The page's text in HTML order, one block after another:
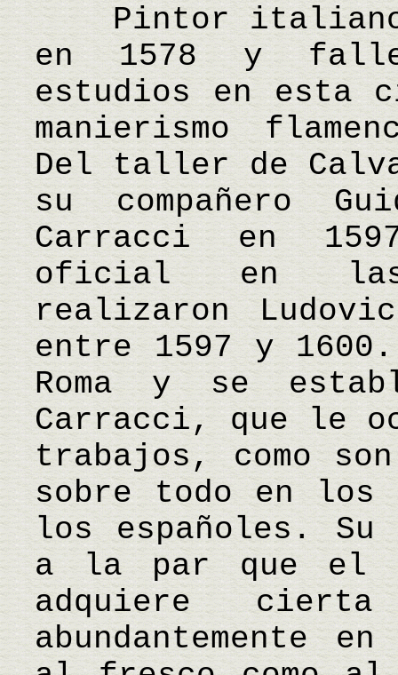
Pintor italiano,
en 1578 y
estudios en esta
manierismo
Del taller de
su compañero
Carracci en
oficial en las
realizaron
entre 1597 y
Roma y se
Carracci, que le
trabajos, como
sobre todo en los
los españoles.
a la par que el
adquiere
abundantemente